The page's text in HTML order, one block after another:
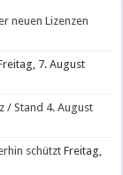
neuen Lizenzen
7. August
/ Stand 4. August
schützt Freitag,